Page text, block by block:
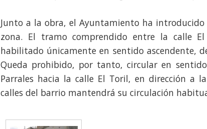
Junto a la obra, el Ayuntamiento ha
zona. El tramo comprendido entre la calle
habilitado únicamente en sentido ascendente,
Queda prohibido, por tanto, circular en
Parrales hacia la calle El Toril, en dirección a
calles del barrio mantendrá su circulación